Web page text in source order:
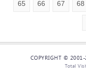
65 66 67 68
COPYRIGHT © 2001-
Total